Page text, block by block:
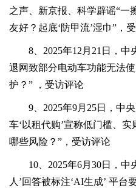
之声、新京报、科学辟谣“一
友好？起底‘防甲流’湿巾”，
8、2025年12月21日，
退网致部分电动车功能无法
护？” ，受访评论
9、2025年9月25日，中
车‘以租代购’宣称低门槛、
哪些风险？”，受访评论
10、2025年6月30日，中
人’回答被标注‘AI生成’ 平台